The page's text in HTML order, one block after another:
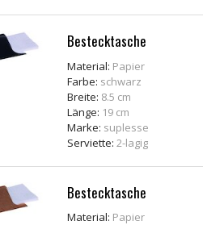
Bestecktasche
Material: Papier
Farbe: schwarz
Breite: 8.5 cm
Länge: 19 cm
Marke: suplesse
Serviette: 2-lagig
Bestecktasche
Material: Papier